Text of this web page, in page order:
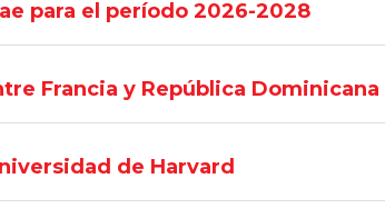
para el período 2026-2028
Francia y República Dominicana
de Harvard